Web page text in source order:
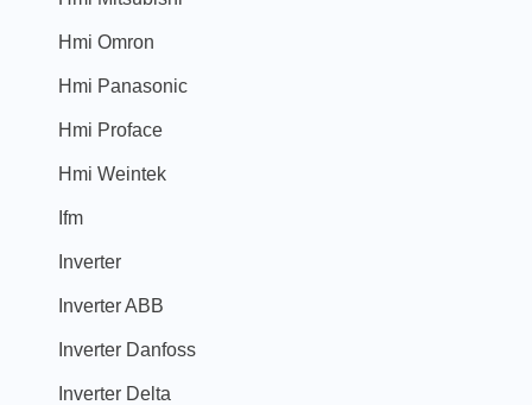
Hmi Omron
Hmi Panasonic
Hmi Proface
Hmi Weintek
Ifm
Inverter
Inverter ABB
Inverter Danfoss
Inverter Delta